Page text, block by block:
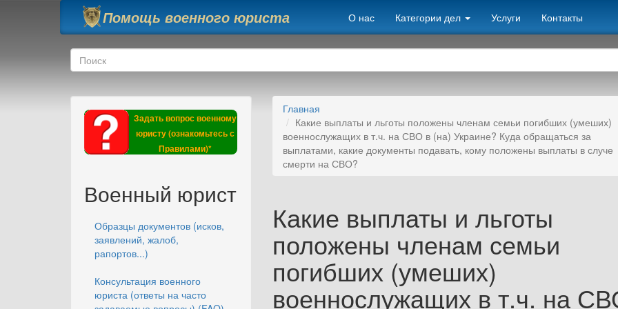
Перейти к основному содержанию
Помощь военного юриста О нас Категории дел Услуги Контакты
Форма поиска
Поиск
Задать вопрос военному
юристу (ознакомьтесь с
Правилами)*
Военный юрист
Образцы документов (исков,
заявлений, жалоб,
рапортов...)
Консультация военного
юриста (ответы на часто
Главная
Какие выплаты и льготы положены членам семьи погибших (умеших)
военнослужащих в т.ч. на СВО в (на) Украине? Куда обращаться за
выплатами, какие документы подавать, кому положены выплаты в случе
смерти на СВО?
Какие выплаты и льготы
положены членам семьи
погибших (умеших)
военнослужащих в т.ч. на